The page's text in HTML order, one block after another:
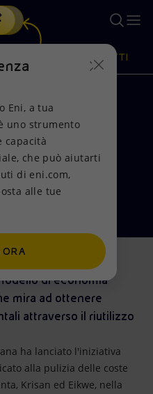
soluzione di intelligenza
PRODOTTI
“Clean
di economia
mira ad ottenere
attraverso il riutilizzo
ha lanciato l'iniziativa
alla pulizia delle coste
Krisan ed Eikwe, nella
Eni, a tua
uno strumento
capacità
che può aiutarti
di eni.com,
alle tue
ORA